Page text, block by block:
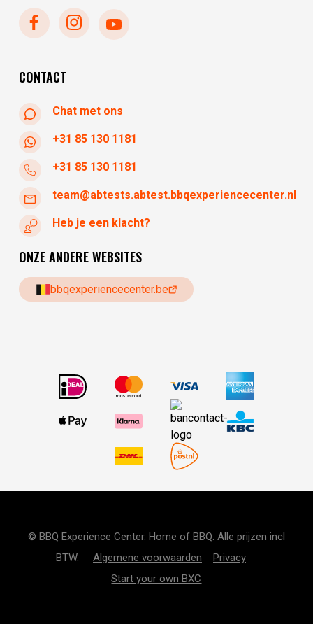
woensdag
donderdag
CONTACT
Chat met ons
+31 85 130 1181
+31 85 130 1181
team@abtests.abtest.bbqexperiencecenter.nl
Heb je een klacht?
ONZE ANDERE WEBSITES
bbqexperiencecenter.be
© BBQ Experience Center. Home of BBQ. Alle prijzen incl
BTW. Algemene voorwaarden
Privacy
Start your own BXC